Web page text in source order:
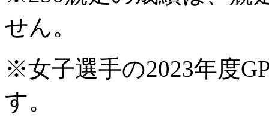
せん。
※女子選手の2023年度
す。